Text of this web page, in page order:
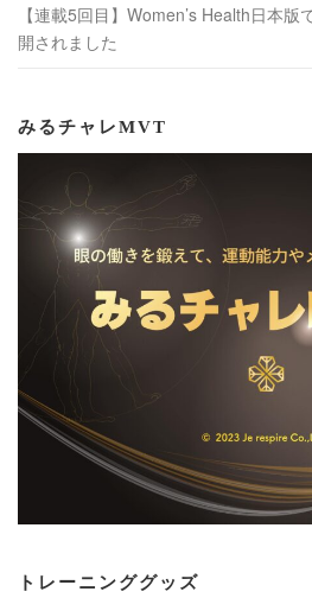
【連載5回目】Women’s Health日本
開されました
みるチャレMVT
トレーニンググッズ